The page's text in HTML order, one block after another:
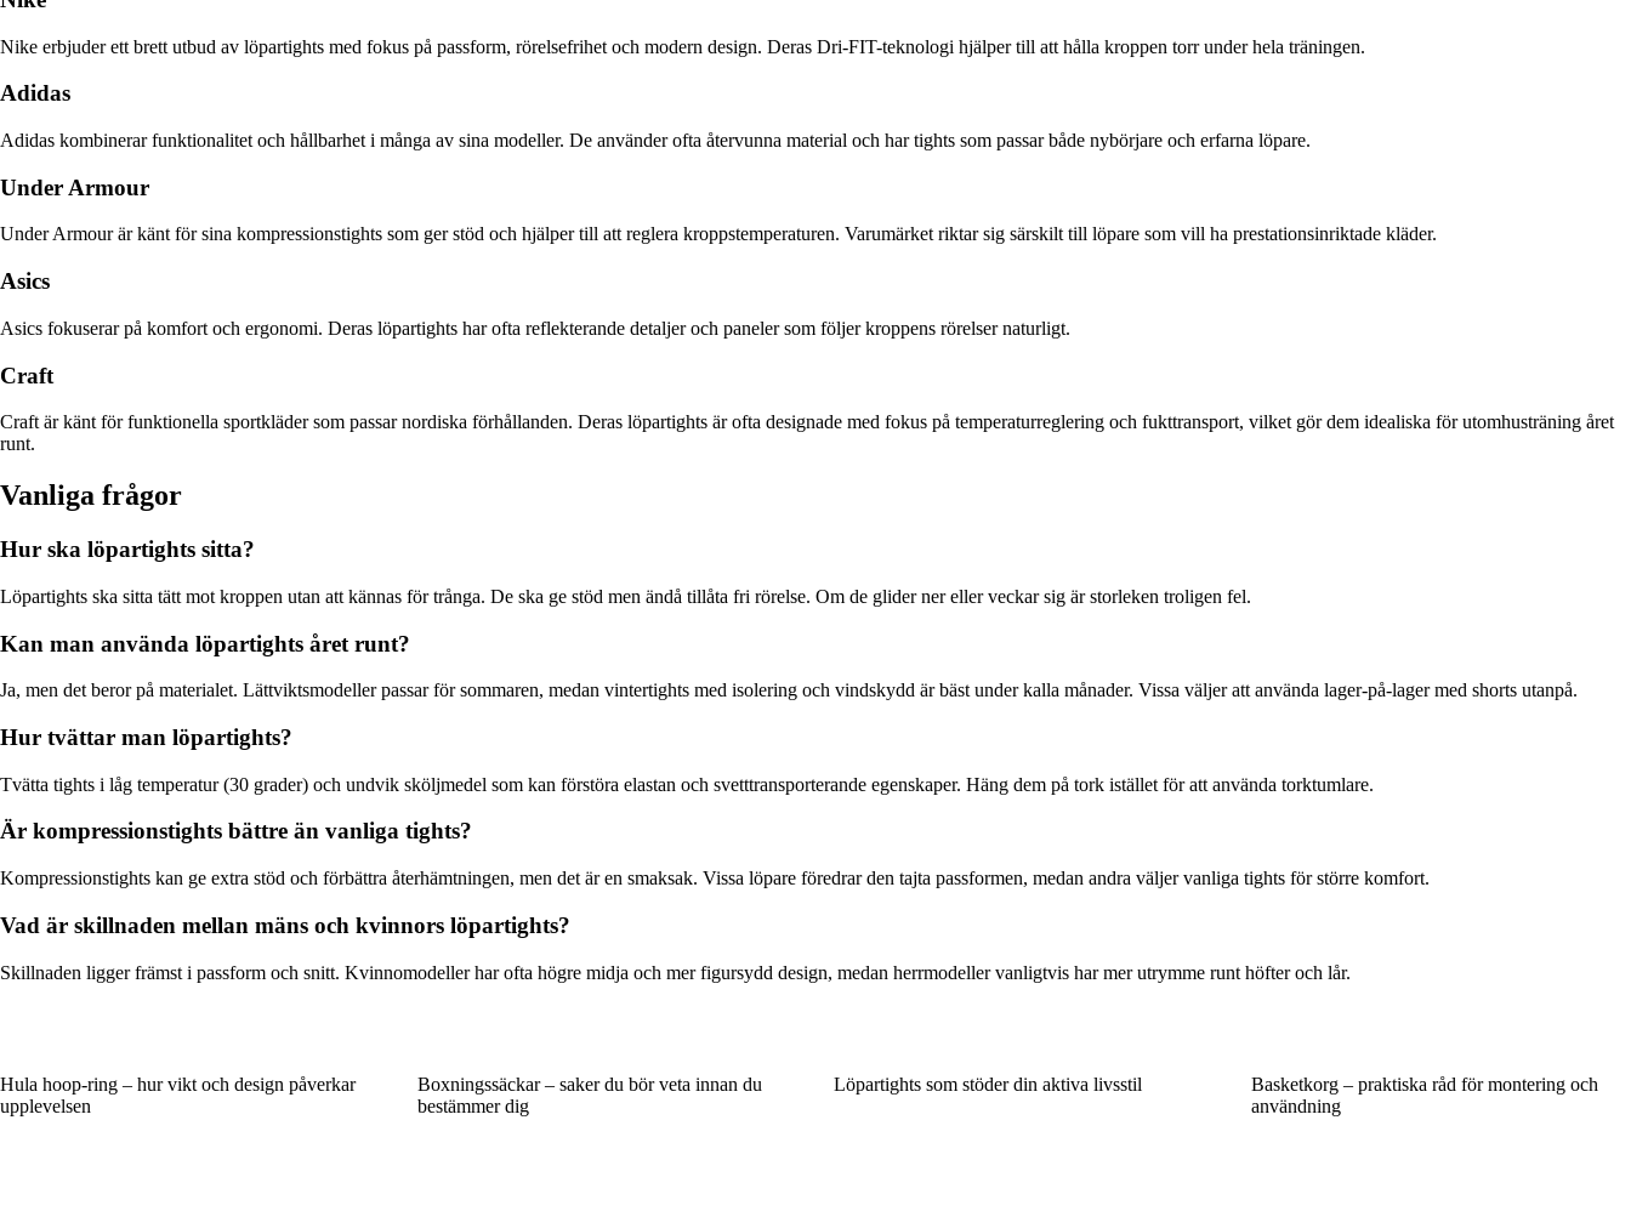
Nike erbjuder ett brett utbud av löpartights med fokus på passform, rörelsefrihet och modern design. Deras Dri-FIT-teknologi hjälper till att hålla kroppen torr under hela träningen.
Adidas
Adidas kombinerar funktionalitet och hållbarhet i många av sina modeller. De använder ofta återvunna material och har tights som passar både nybörjare och erfarna löpare.
Under Armour
Under Armour är känt för sina kompressionstights som ger stöd och hjälper till att reglera kroppstemperaturen. Varumärket riktar sig särskilt till löpare som vill ha prestationsinriktade kläder.
Asics
Asics fokuserar på komfort och ergonomi. Deras löpartights har ofta reflekterande detaljer och paneler som följer kroppens rörelser naturligt.
Craft
Craft är känt för funktionella sportkläder som passar nordiska förhållanden. Deras löpartights är ofta designade med fokus på temperaturreglering och fukttransport, vilket gör dem idealiska för utomhusträning året
runt.
Vanliga frågor
Hur ska löpartights sitta?
Löpartights ska sitta tätt mot kroppen utan att kännas för trånga. De ska ge stöd men ändå tillåta fri rörelse. Om de glider ner eller veckar sig är storleken troligen fel.
Kan man använda löpartights året runt?
Ja, men det beror på materialet. Lättviktsmodeller passar för sommaren, medan vintertights med isolering och vindskydd är bäst under kalla månader. Vissa väljer att använda lager-på-lager med shorts utanpå.
Hur tvättar man löpartights?
Tvätta tights i låg temperatur (30 grader) och undvik sköljmedel som kan förstöra elastan och svetttransporterande egenskaper. Häng dem på tork istället för att använda torktumlare.
Är kompressionstights bättre än vanliga tights?
Kompressionstights kan ge extra stöd och förbättra återhämtningen, men det är en smaksak. Vissa löpare föredrar den tajta passformen, medan andra väljer vanliga tights för större komfort.
Vad är skillnaden mellan mäns och kvinnors löpartights?
Skillnaden ligger främst i passform och snitt. Kvinnomodeller har ofta högre midja och mer figursydd design, medan herrmodeller vanligtvis har mer utrymme runt höfter och lår.
Hula hoop-ring – hur vikt och design påverkar
upplevelsen
Boxningssäckar – saker du bör veta innan du
bestämmer dig
Löpartights som stöder din aktiva livsstil
Basketkorg – praktiska råd för montering och
användning